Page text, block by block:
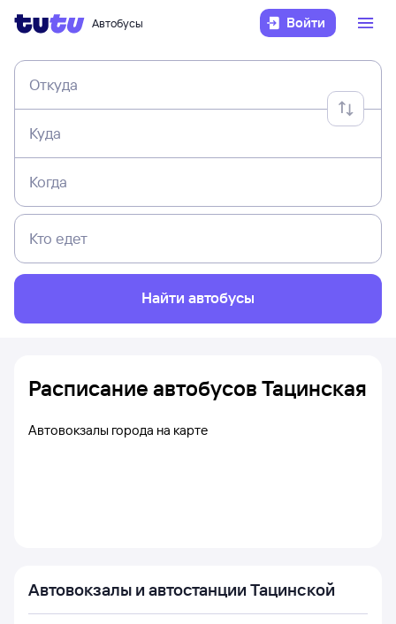
Автобусы Войти
Откуда
Куда
Когда
Кто едет
Найти автобусы
Расписание автобусов Тацинская
Автовокзалы города на карте
Автовокзалы и автостанции Тацинской